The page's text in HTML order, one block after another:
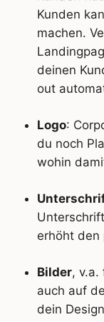
Kunden
machen.
deinen
out
Logo:
du noch
wohin
erhöht den
Bilder, v.a.
auch auf
dein